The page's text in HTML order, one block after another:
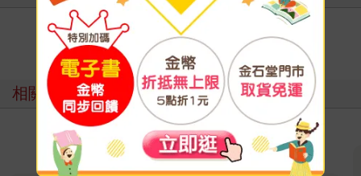
寫評價
相關主題